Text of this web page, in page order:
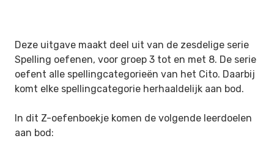
Deze uitgave maakt deel uit van de zesdelige serie
Spelling oefenen, voor groep 3 tot en met 8. De serie
oefent alle spellingcategorieën van het Cito. Daarbij
komt elke spellingcategorie herhaaldelijk aan bod.
In dit Z-oefenboekje komen de volgende leerdoelen
aan bod: